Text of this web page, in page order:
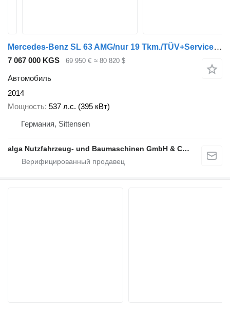
Mercedes-Benz SL 63 AMG/nur 19 Tkm./TÜV+Service neu!
7 067 000 KGS 69 950 € ≈ 80 820 $
Автомобиль
2014
Мощность 537 л.с. (395 кВт)
Германия, Sittensen
alga Nutzfahrzeug- und Baumaschinen GmbH & Co. KG